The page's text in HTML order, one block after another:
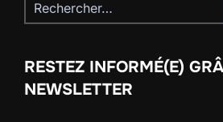
pour :
RESTEZ INFORMÉ(E)
NEWSLETTER